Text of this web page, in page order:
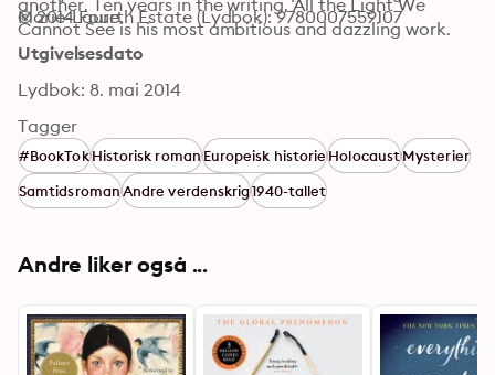
Marie-Laure.
another. Ten years in the writing, All the Light We
Cannot See is his most ambitious and dazzling work.
© 2014 Fourth Estate (Lydbok): 9780007559107
Utgivelsesdato
Lydbok: 8. mai 2014
Tagger
#BookTokHistorisk romanEuropeisk historieHolocaustMysterier
SamtidsromanAndre verdenskrig1940-tallet
Andre liker også ...